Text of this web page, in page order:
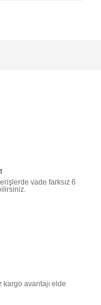
vade farksız 6
avantajı elde